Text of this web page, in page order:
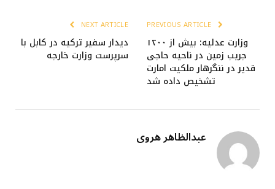
وزارت عدلیه: بیش از ۱۲۰۰
جریب زمین در ناحیه حاجی
قدیر در ننگرهار ملکیت امارت
تشخیص داده شد
NEXT ARTICLE
دیدار سفیر ترکیه در کابل با
سرپرست وزارت خارجه
عبدالظاهر هروی